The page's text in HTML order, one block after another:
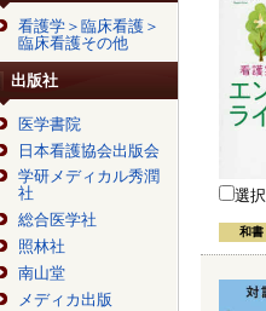
看護学＞臨床看護＞
臨床看護その他
出版社
医学書院
日本看護協会出版会
学研メディカル秀潤
社
総合医学社
照林社
南山堂
メディカ出版
選択
和書